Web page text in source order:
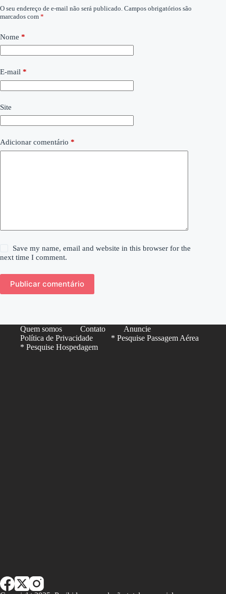
O seu endereço de e-mail não será publicado. Campos obrigatórios são
marcados com *
Nome *
E-mail *
Site
Adicionar comentário *
Save my name, email and website in this browser for the
next time I comment.
Publicar comentário
Quem somos Contato
Anuncie
Política de Privacidade
* Pesquise Passagem Aérea
* Pesquise Hospedagem